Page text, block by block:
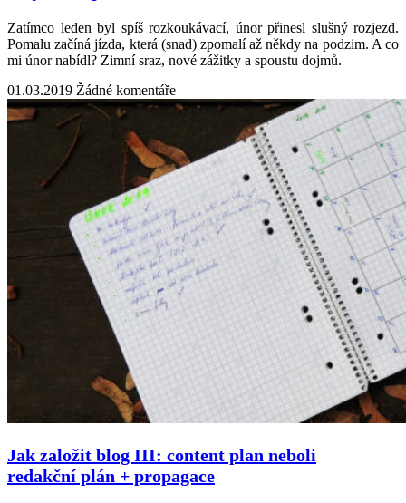
Zatímco leden byl spíš rozkoukávací, únor přinesl slušný rozjezd.
Pomalu začíná jízda, která (snad) zpomalí až někdy na podzim. A co
mi únor nabídl? Zimní sraz, nové zážitky a spoustu dojmů.
01.03.2019 Žádné komentáře
Jak založit blog III: content plan neboli
redakční plán + propagace